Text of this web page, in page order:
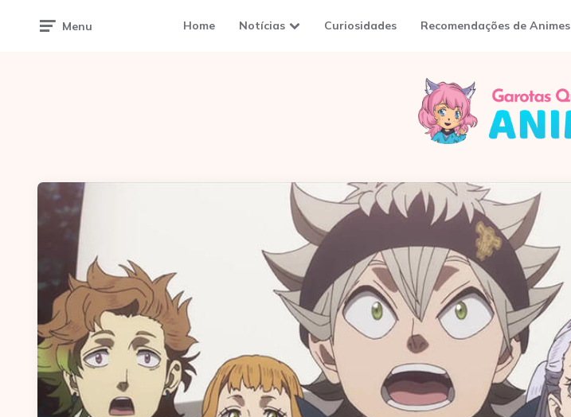
Menu Home Notícias Curiosidades Recomendações de Animes